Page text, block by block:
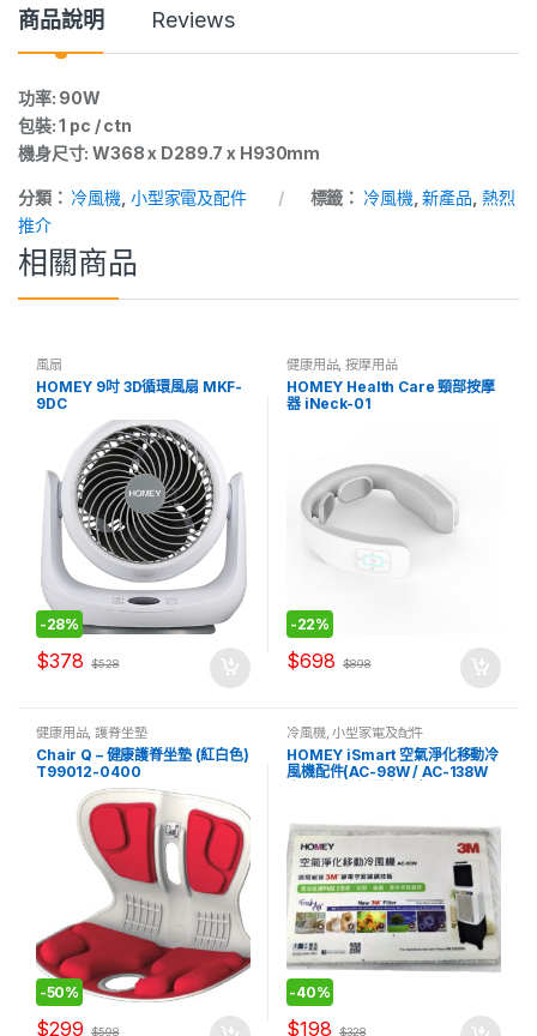
i
t
y
商品說明 Reviews
功率: 90W
包裝: 1 pc / ctn
機身尺寸: W368 x D289.7 x H930mm
分類： 冷風機 小型家電及配件 標籤： 冷風機,新產品 熱烈
推介
相關商品
風扇
HOMEY 9吋 3D循環風扇 MKF-
9DC
-28%
$378 $528
健康用品,按摩用品
HOMEY Health Care 頸部按摩
器 iNeck-01
-22%
$698 $898
健康用品,護脊坐墊
Chair Q – 健康護脊坐墊 (紅白色)
T99012-0400
-50%
$299 $598
冷風機,小型家電及配件
HOMEY iSmart 空氣淨化移動冷
風機配件(AC-98W / AC-138W
-40%
$198 $328